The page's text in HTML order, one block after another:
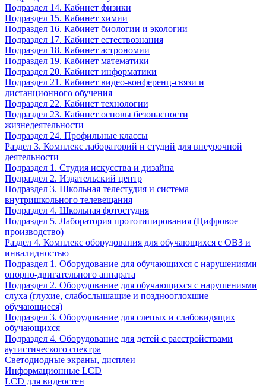
Подраздел 14. Кабинет физики
Подраздел 15. Кабинет химии
Подраздел 16. Кабинет биологии и экологии
Подраздел 17. Кабинет естествознания
Подраздел 18. Кабинет астрономии
Подраздел 19. Кабинет математики
Подраздел 20. Кабинет информатики
Подраздел 21. Кабинет видео-конференц-связи и
дистанционного обучения
Подраздел 22. Кабинет технологии
Подраздел 23. Кабинет основы безопасности
жизнедеятельности
Подраздел 24. Профильные классы
Раздел 3. Комплекс лабораторий и студий для внеурочной
деятельности
Подраздел 1. Студия искусства и дизайна
Подраздел 2. Издательский центр
Подраздел 3. Школьная телестудия и система
внутришкольного телевещания
Подраздел 4. Школьная фотостудия
Подраздел 5. Лаборатория прототипирования (Цифровое
производство)
Раздел 4. Комплекс оборудования для обучающихся с ОВЗ и
инвалидностью
Подраздел 1. Оборудование для обучающихся с нарушениями
опорно-двигательного аппарата
Подраздел 2. Оборудование для обучающихся с нарушениями
слуха (глухие, слабослышащие и позднооглохшие
обучающиеся)
Подраздел 3. Оборудование для слепых и слабовидящих
обучающихся
Подраздел 4. Оборудование для детей с расстройствами
аутистического спектра
Светодиодные экраны, дисплеи
Информационные LCD
LCD для видеостен